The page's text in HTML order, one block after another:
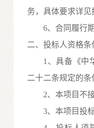
务 ，具体要求详见
6、 合同履行
二、投标人资格条
1、具备《中
二十二条规定的条
2、本项目不
3、本项目投